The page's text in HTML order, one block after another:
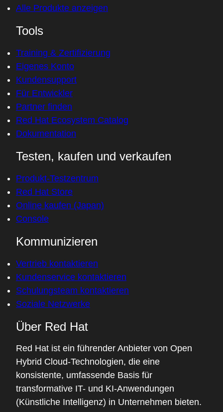
Alle Produkte anzeigen
Tools
Training & Zertifizierung
Eigenes Konto
Kundensupport
Für Entwickler
Partner finden
Red Hat Ecosystem Catalog
Dokumentation
Testen, kaufen und verkaufen
Produkt-Testzentrum
Red Hat Store
Online kaufen (Japan)
Console
Kommunizieren
Vertrieb kontaktieren
Kundenservice kontaktieren
Schulungsteam kontaktieren
Soziale Netzwerke
Über Red Hat
Red Hat ist ein führender Anbieter von Open
Hybrid Cloud-Technologien, die eine
konsistente, umfassende Basis für
transformative IT- und KI-Anwendungen
(Künstliche Intelligenz) in Unternehmen bieten.